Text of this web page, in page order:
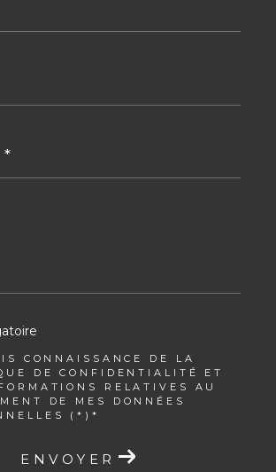
CONNAISSANCE DE LA
DE CONFIDENTIALITÉ ET
RELATIVES AU
DE MES DONNÉES
(*)*
ENVOYER